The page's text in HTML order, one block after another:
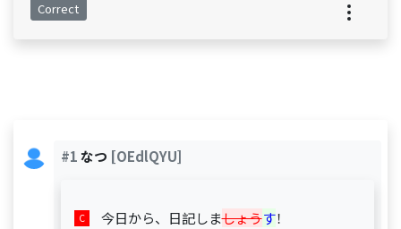
Correct
#1なつ [OEdlQYU]
今日から、日記しましょうす！